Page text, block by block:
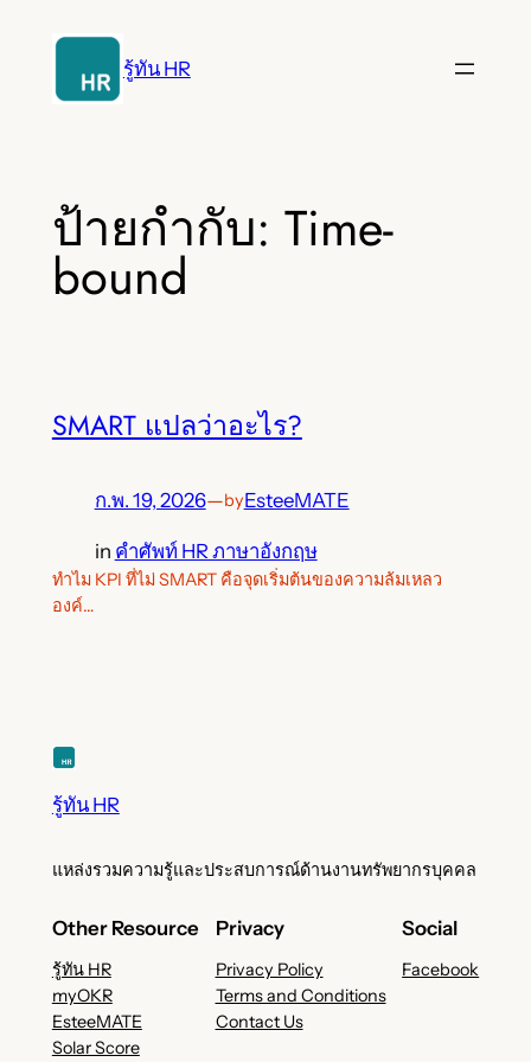
รู้ทัน HR
ป้ายกำกับ: Time-
bound
SMART แปลว่าอะไร?
ก.พ. 19, 2026—byEsteeMATE
in คำศัพท์ HR ภาษาอังกฤษ
ทำไม KPI ที่ไม่ SMART คือจุดเริ่มต้นของความล้มเหลว
องค์…
รู้ทัน HR
แหล่งรวมความรู้และประสบการณ์ด้านงานทรัพยากรบุคคล
Other Resource
รู้ทัน HR
myOKR
EsteeMATE
Solar Score
Privacy
Privacy Policy
Terms and Conditions
Contact Us
Social
Facebook